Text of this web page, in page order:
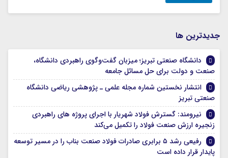
جديدترين ها
دانشگاه صنعتی تبریز؛ میزبان گفت‌وگوی راهبردی دانشگاه،
صنعت و دولت برای حل مسائل جامعه
انتشار نخستین شماره مجله علمی ـ پژوهشی ریاضی دانشگاه
صنعتی تبریز
نیرومند: گسترش فولاد شهریار با اجرای پروژه های راهبردی
زنجیره ارزش صنعت فولاد را تکمیل می‌کند
رفیعی رشد ۵ برابری صادرات فولاد صنعت بناب را در مسیر توسعه
پایدار قرار داده است